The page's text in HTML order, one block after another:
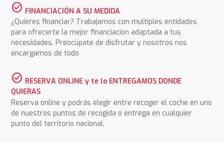
check_circle FINANCIACIÓN A SU MEDIDA
¿Quieres financiar? Trabajamos con multiples entidades
para ofrecerte la mejor financiación adaptada a tus
necesidades. Preocúpate de disfrutar y nosotros nos
encargamos de todo
check_circle RESERVA ONLINE y te lo ENTREGAMOS DONDE
QUIERAS
Reserva online y podrás elegir entre recoger el coche en uno
de nuestros puntos de recogida o entrega en cualquier
punto del territorio nacional.